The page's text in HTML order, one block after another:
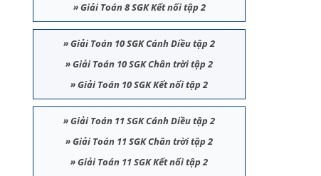
»Giải Toán 8 SGK Kết nối tập 2
»Giải Toán 10 SGK Cánh Diều tập 2
»Giải Toán 10 SGK Chân trời tập 2
»Giải Toán 10 SGK Kết nối tập 2
»Giải Toán 11 SGK Cánh Diều tập 2
»Giải Toán 11 SGK Chân trời tập 2
»Giải Toán 11 SGK Kết nối tập 2